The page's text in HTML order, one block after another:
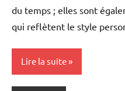
du temps ; elles sont
qui reflètent le style
Lire la suite